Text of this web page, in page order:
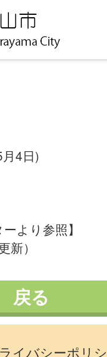
4日)
より参照】
新）
戻る
イバシーポリ